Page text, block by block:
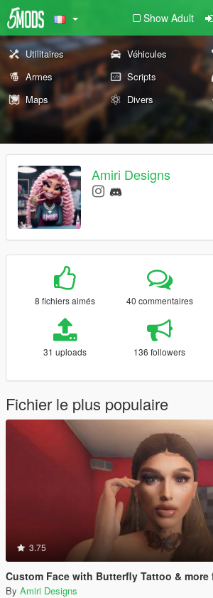
Show Adult
Utilitaires Véhicules
Armes
Scripts
Maps
Divers
Amiri Designs
8 fichiers aimés 40 commentaires
31 uploads 136 followers
Fichier le plus populaire
3.75
Custom Face with Butterfly Tattoo & more
By Amiri Designs